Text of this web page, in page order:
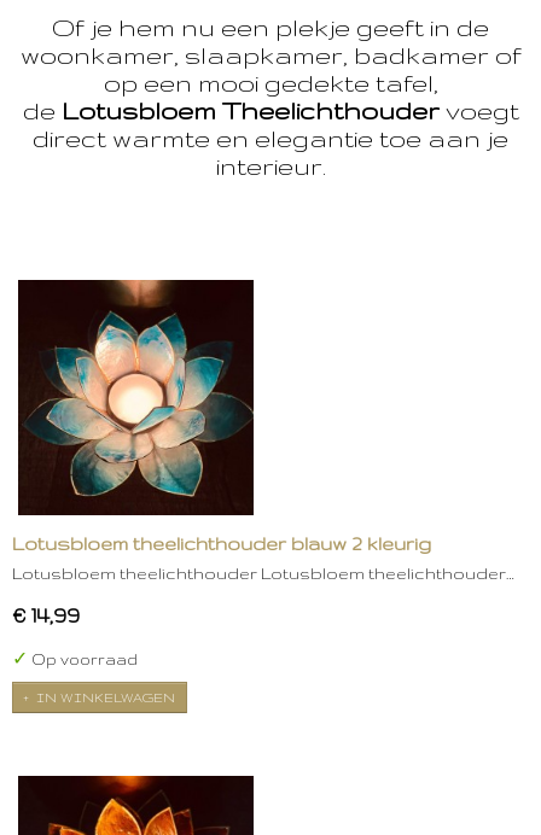
Of je hem nu een plekje geeft in de
woonkamer, slaapkamer, badkamer of
op een mooi gedekte tafel,
de Lotusbloem Theelichthoudervoegt
direct warmte en elegantie toe aan je
interieur.
Lotusbloem theelichthouder blauw 2 kleurig
Lotusbloem theelichthouder Lotusbloem theelichthouder…
€ 14,99
✓ Op voorraad
IN WINKELWAGEN